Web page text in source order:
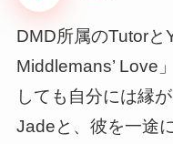
DMD所属のTutorと
Middlemans’ Love
しても自分には縁
Jadeと、彼を一途